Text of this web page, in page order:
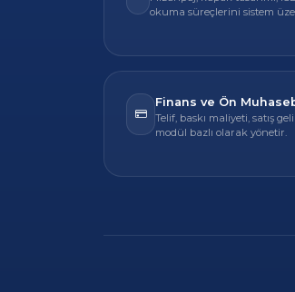
okuma süreçlerini sistem
Finans ve Ön
Telif, baskı maliyeti, satış
modül bazlı olarak yönetir.